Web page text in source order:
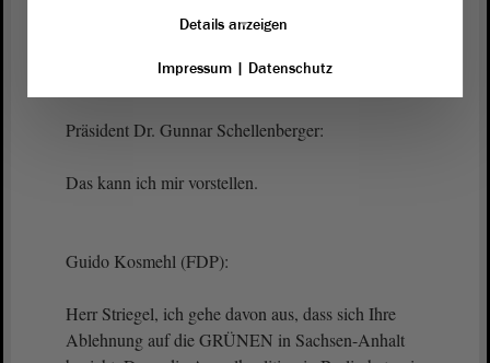
Präsident Dr. Gunnar Schellenberger:
Das kann ich mir vorstellen.
Guido Kosmehl (FDP):
Herr Striegel, ich gehe davon aus, dass sich Ihre
Ablehnung auf die GRÜNEN in Sachsen-Anhalt
Details anzeigen
Impressum| Datenschutz